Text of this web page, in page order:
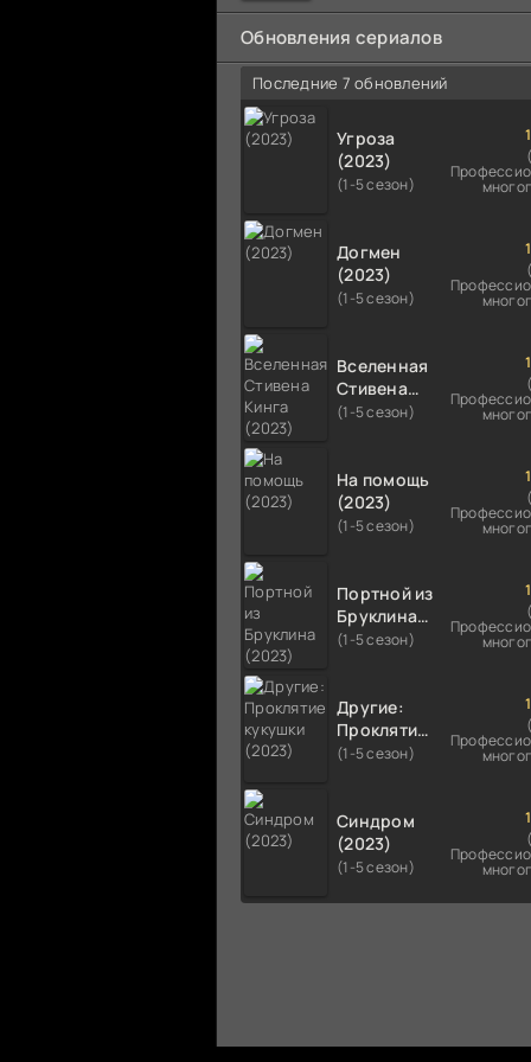
намного
Обновления сериалов
Последние 7 обновлений
Угроза
(2023)
(1-5 сезон)
Догмен
(2023)
(1-5 сезон)
Вселенная
Стивена
Кинга
(1-5 сезон)
На помощь
(2023)
(1-5 сезон)
Портной из
Бруклина
(2023)
(1-5 сезон)
Другие:
Проклятие
кукушки
(1-5 сезон)
Синдром
(2023)
(1-5 сезон)